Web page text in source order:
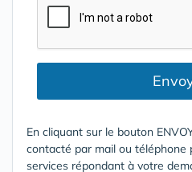
En cliquant sur le bouton
contacté par mail ou téléphone
services répondant à votre